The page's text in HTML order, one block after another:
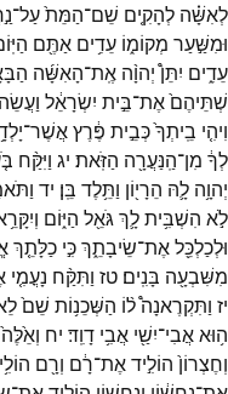
לְאִשָּׁ֗ה לְהָקִ֤ים שֵׁם־הַמֵּת֙עַל־
וּמִשַּׁ֣עַר מְקוֹמ֑וֹ עֵדִ֥ים אַתֶּ֖ם
עֵדִ֑ים יִתֵּן֩ יְהוָ֨ה אֶֽת־הָאִשָּׁ֜ה
שְׁתֵּיהֶם֙אֶת־בֵּ֣ית יִשְׂרָאֵ֔ל
וִיהִ֤י בֵֽיתְךָ֙כְּבֵ֣ית פֶּ֔רֶץאֲשֶׁר־
לְךָ֔ מִן־הַֽנַּעֲרָ֖ה הַזֹּֽאת׃ יג וַיִּקַּ֨ח
יְהוָ֥ה לָ֛הּ הֵרָי֖וֹן וַתֵּ֥לֶד בֵּֽן׃ יד
לֹ֣א הִשְׁבִּ֥יתלָ֛ךְגֹּאֵ֖ל הַיּ֑וֹם
וּלְכַלְכֵּ֖לאֶת־שֵׂיבָתֵ֑ךְכִּ֣י כַלָּתֵ֤ךְ
מִשִּׁבְעָ֖ה בָּנִֽים׃ טז וַתִּקַּ֨ח נָעֳמִ֤י
יז וַתִּקְרֶאנָה֩ל֨וֹ הַשְּׁכֵנ֥וֹת שֵׁם֙
ה֥וּאאֲבִי־יִשַׁ֖י אֲבִ֥י דָוִֽד׃ יח וְאֵ֙לֶּה֙
וְחֶצְרוֹן֙ הוֹלִ֣ידאֶת־רָ֔ם וְרָ֖ם